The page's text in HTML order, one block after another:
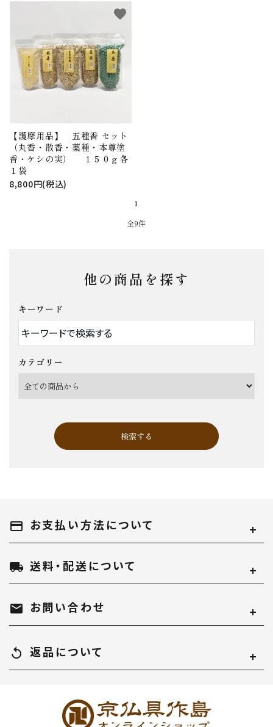
【護摩用品】 五種香 セット
（丸香・散香・薬種・本尊塗
香・ケシの実） １５０ｇ各
１袋
8,800円(税込)
favorite
1
全9件
他の商品を探す
キーワード
カテゴリー
検索する
キーワード
カテゴリー
payment お支払い方法について
local_shipping 送料・配送について
mail お問い合わせ
replay 返品について